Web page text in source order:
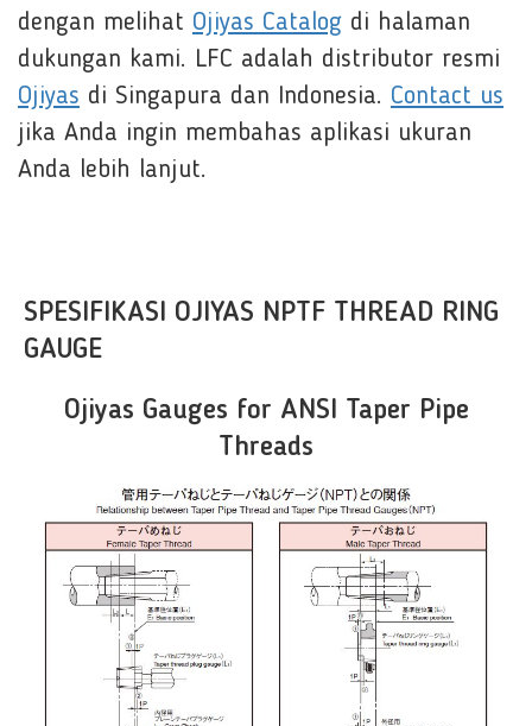
dengan melihat Ojiyas Catalog di halaman
dukungan kami. LFC adalah distributor resmi
Ojiyas di Singapura dan Indonesia. Contact us
jika Anda ingin membahas aplikasi ukuran
Anda lebih lanjut.
SPESIFIKASI OJIYAS NPTF THREAD RING
GAUGE
Ojiyas Gauges for ANSI Taper Pipe
Threads